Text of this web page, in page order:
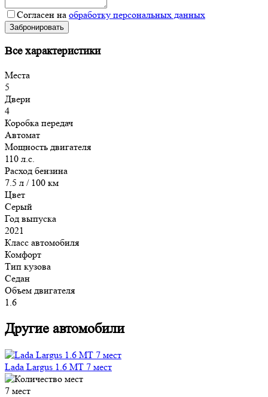
Согласен на обработку персональных данных
Забронировать
Все характеристики
Места
5
Двери
4
Коробка передач
Автомат
Мощность двигателя
110 л.с.
Расход бензина
7.5 л / 100 км
Цвет
Серый
Год выпуска
2021
Класс автомобиля
Комфорт
Тип кузова
Седан
Объем двигателя
1.6
Другие автомобили
Lada Largus 1.6 MT 7 мест
7 мест